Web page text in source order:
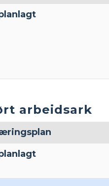
arbeidsark